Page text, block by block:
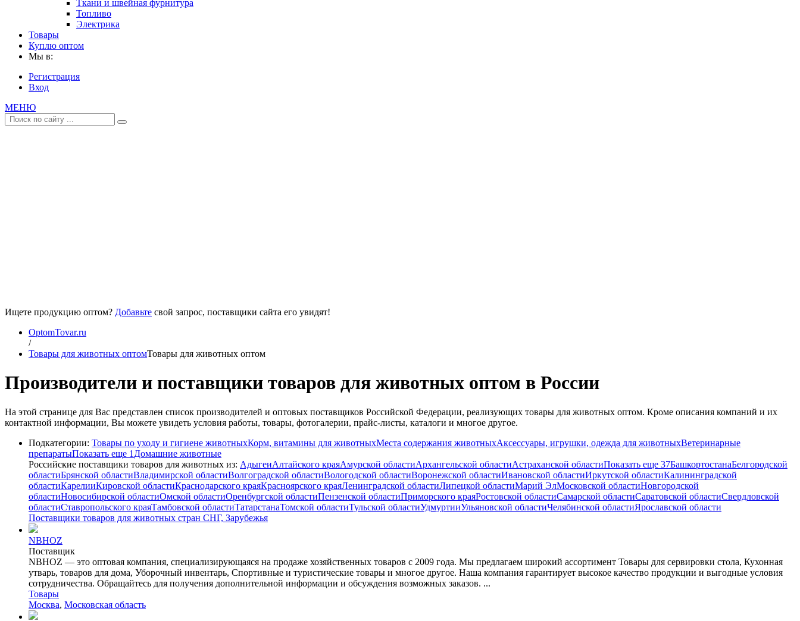
Ткани и швейная фурнитура
Топливо
Электрика
Товары
Куплю оптом
Мы в:
Регистрация
Вход
МЕНЮ
Ищете продукцию оптом? Добавьте свой запрос, поставщики сайта его увидят!
OptomTovar.ru
/
Товары для животных оптомТовары для животных оптом
Производители и поставщики товаров для животных оптом в России
На этой странице для Вас представлен список производителей и оптовых поставщиков Российской Федерации, реализующих товары для животных оптом. Кроме описания компаний и их
контактной информации, Вы можете увидеть условия работы, товары, фотогалерии, прайс-листы, каталоги и многое другое.
Подкатегории: Товары по уходу и гигиене животныхКорм, витамины для животныхМеста содержания животныхАксессуары, игрушки, одежда для животныхВетеринарные
препаратыПоказать еще 1 Домашние животные
Российские поставщики товаров для животных из: АдыгеиАлтайского краяАмурской областиАрхангельской областиАстраханской областиПоказать еще 37БашкортостанаБелгородской
областиБрянской областиВладимирской областиВолгоградской областиВологодской областиВоронежской областиИвановской областиИркутской областиКалининградской
областиКарелииКировской областиКраснодарского краяКрасноярского краяЛенинградской областиЛипецкой областиМарий ЭлМосковской областиНовгородской
областиНовосибирской областиОмской областиОренбургской областиПензенской областиПриморского краяРостовской областиСамарской областиСаратовской областиСвердловской
областиСтавропольского краяТамбовской областиТатарстанаТомской областиТульской областиУдмуртииУльяновской областиЧелябинской областиЯрославской области
Поставщики товаров для животных стран СНГ, Зарубежья
NBHOZ
Поставщик
NBHOZ — это оптовая компания, специализирующаяся на продаже хозяйственных товаров с 2009 года. Мы предлагаем широкий ассортимент Товары для сервировки стола, Кухонная
утварь, товаров для дома, Уборочный инвентарь, Спортивные и туристические товары и многое другое. Наша компания гарантирует высокое качество продукции и выгодные условия
сотрудничества. Обращайтесь для получения дополнительной информации и обсуждения возможных заказов. ...
Товары
Москва, Московская область